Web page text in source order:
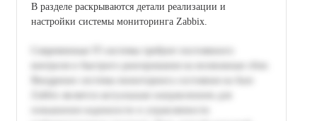
В разделе раскрываются детали реализации и
настройки системы мониторинга Zabbix.